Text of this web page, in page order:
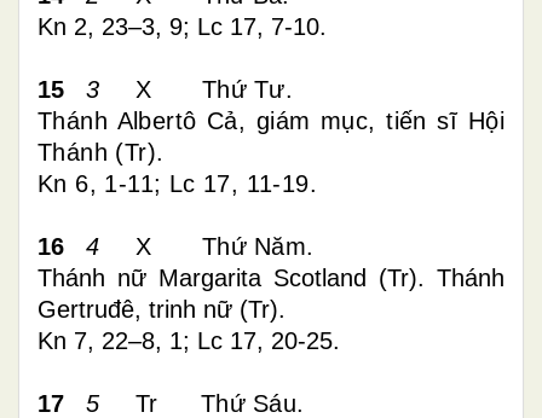
Kn 2, 23–3, 9; Lc 17, 7-10.
15 3 X ThứTư.
Thánh Albertô Cả, giám mục, tiến sĩ Hội
Thánh (Tr).
Kn 6, 1-11; Lc 17, 11-19.
16 4 X Thứ Năm.
Thánh nữ Margarita Scotland (Tr). Thánh
Gertruđê, trinh nữ (Tr).
Kn 7, 22–8, 1; Lc 17, 20-25.
17 5 Tr Thứ Sáu.